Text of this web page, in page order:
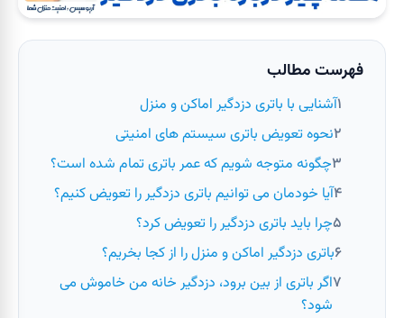
فهرست مطالب
آشنایی با باتری دزدگیر اماکن و منزل
نحوه تعویض باتری سیستم های امنیتی
چگونه متوجه شویم که عمر باتری تمام شده است؟
آیا خودمان می توانیم باتری دزدگیر را تعویض کنیم؟
چرا باید باتری دزدگیر را تعویض کرد؟
باتری دزدگیر اماکن و منزل را از کجا بخریم؟
اگر باتری از بین برود، دزدگیر خانه من خاموش می
شود؟